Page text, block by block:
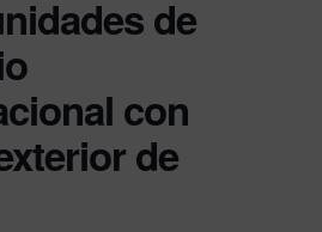
de
con
de